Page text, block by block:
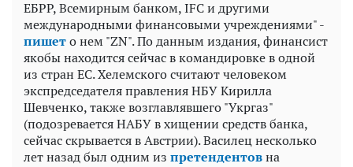
ЕБРР, Всемирным банком, IFC и другими
международными финансовыми учреждениями" -
пишето нем "ZN". По данным издания, финансист
якобы находится сейчас в командировке в одной
из стран ЕС. Хелемского считают человеком
экспредседателя правления НБУ Кирилла
Шевченко, также возглавлявшего "Укргаз"
(подозревается НАБУ в хищении средств банка,
сейчас скрывается в Австрии). Василец несколько
лет назад был одним из претендентовна